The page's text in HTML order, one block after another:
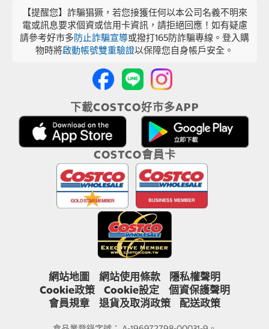
【提醒您】詐騙猖獗，若您接獲任何以本公司名義不明來
電或訊息要求個資或信用卡資訊，請拒絕回應！如有疑慮
請參考好市多防止詐騙宣導或撥打165防詐騙專線。登入購
物時將啟動帳號雙重驗證以保障您自身帳戶安全。
下載COSTCO好市多APP
COSTCO會員卡
網站地圖 網站使用條款
隱私權聲明
Cookie政策
Cookie設定
個資保護聲明
會員規章
退貨及取消政策 配送政策